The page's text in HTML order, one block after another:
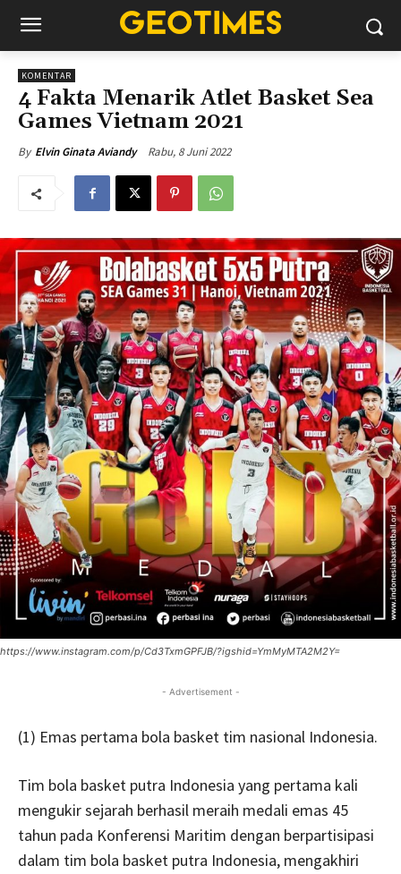
KOMENTAR
4 Fakta Menarik Atlet Basket Sea
Games Vietnam 2021
By Elvin Ginata Aviandy Rabu, 8 Juni 2022
https://www.instagram.com/p/Cd3TxmGPFJB/?igshid=YmMyMTA2M2Y=
- Advertisement -
(1) Emas pertama bola basket tim nasional Indonesia.
Tim bola basket putra Indonesia yang pertama kali
mengukir sejarah berhasil meraih medali emas 45
tahun pada Konferensi Maritim dengan berpartisipasi
dalam tim bola basket putra Indonesia, mengakhiri